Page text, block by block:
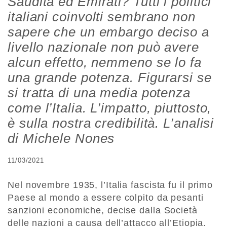
italiani coinvolti sembrano non
sapere che un embargo deciso a
livello nazionale non può avere
alcun effetto, nemmeno se lo fa
una grande potenza. Figurarsi se
si tratta di una media potenza
come l’Italia. L’impatto, piuttosto,
è sulla nostra credibilità. L’analisi
di Michele Nones
11/03/2021
Nel novembre 1935, l’Italia fascista fu il primo
Paese al mondo a essere colpito da pesanti
sanzioni economiche, decise dalla Società
delle nazioni a causa dell’attacco all’Etiopia.